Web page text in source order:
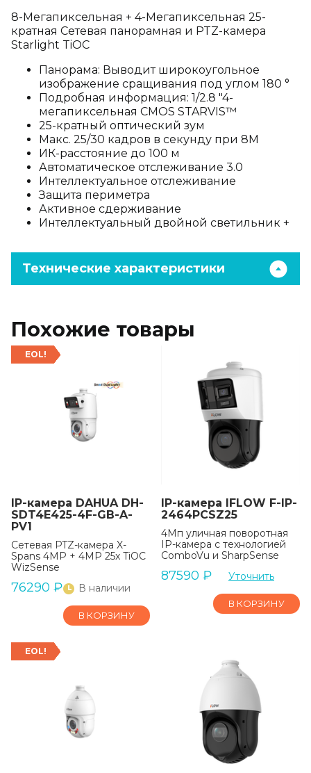
8-Мегапиксельная + 4-Мегапиксельная 25-
кратная Сетевая панорамная и PTZ-камера
Starlight TiOC
Панорама: Выводит широкоугольное
изображение сращивания под углом 180 °
Подробная информация: 1/2.8 "4-
мегапиксельная CMOS STARVIS™
25-кратный оптический зум
Макс. 25/30 кадров в секунду при 8M
ИК-расстояние до 100 м
Автоматическое отслеживание 3.0
Интеллектуальное отслеживание
Защита периметра
Активное сдерживание
Интеллектуальный двойной светильник +
Технические характеристики
Похожие товары
EOL!
IP-камера DAHUA DH-
SDT4E425-4F-GB-A-
PV1
Сетевая PTZ-камера X-
Spans 4MP + 4MP 25x TiOC
WizSense
76290 ₽ В наличии
В КОРЗИНУ
IP-камера IFLOW F-IP-
2464PCSZ25
4Мп уличная поворотная
IP-камера с технологией
ComboVu и SharpSense
87590 ₽ Уточнить
В КОРЗИНУ
EOL!